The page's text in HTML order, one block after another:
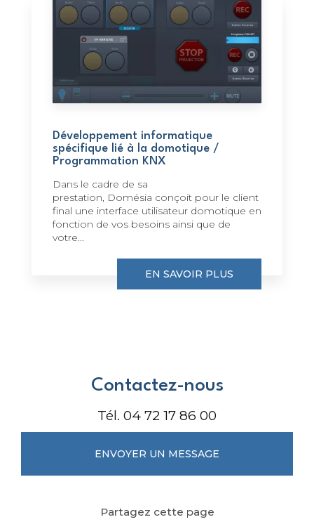
Développement informatique
spécifique lié à la domotique /
Programmation KNX
Dans le cadre de sa
prestation, Domésia conçoit pour le client
final une interface utilisateur domotique en
fonction de vos besoins ainsi que de
votre...
EN SAVOIR PLUS
Contactez-nous
Tél. 04 72 17 86 00
ENVOYER UN MESSAGE
Partagez cette page